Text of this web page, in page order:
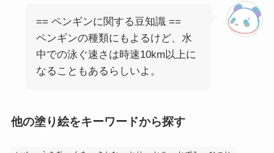
== ペンギンに関する豆知識 ==
ペンギンの種類にもよるけど、水
中での泳ぐ速さは時速10km以上に
なることもあるらしいよ。
他の塗り絵をキーワードから探す